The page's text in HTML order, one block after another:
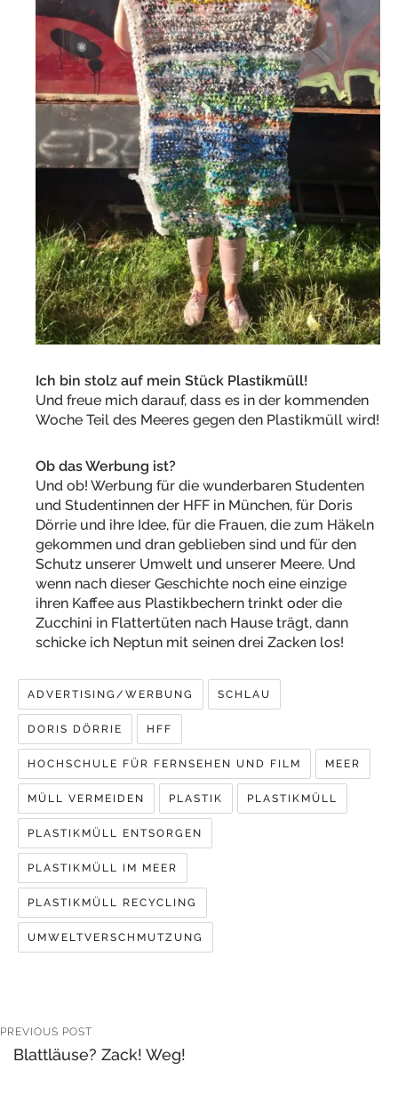
Ich bin stolz auf mein Stück Plastikmüll!
Und freue mich darauf, dass es in der kommenden
Woche Teil des Meeres gegen den Plastikmüll wird!
Ob das Werbung ist?
Und ob! Werbung für die wunderbaren Studenten
und Studentinnen der HFF in München, für Doris
Dörrie und ihre Idee, für die Frauen, die zum Häkeln
gekommen und dran geblieben sind und für den
Schutz unserer Umwelt und unserer Meere. Und
wenn nach dieser Geschichte noch eine einzige
ihren Kaffee aus Plastikbechern trinkt oder die
Zucchini in Flattertüten nach Hause trägt, dann
schicke ich Neptun mit seinen drei Zacken los!
ADVERTISING/WERBUNG SCHLAU
DORIS DÖRRIE HFF
HOCHSCHULE FÜR FERNSEHEN UND FILM MEER
MÜLL VERMEIDEN PLASTIK PLASTIKMÜLL
PLASTIKMÜLL ENTSORGEN
PLASTIKMÜLL IM MEER
PLASTIKMÜLL RECYCLING
UMWELTVERSCHMUTZUNG
PREVIOUS POST
Blattläuse? Zack! Weg!